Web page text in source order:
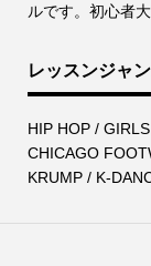
ルです。初心者
レッスンジャ
HIP HOP /
CHICAGO
KRUMP / K-